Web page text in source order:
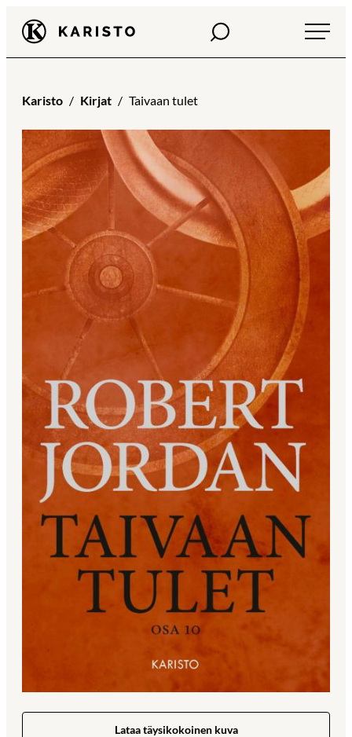
Siirry
suoraan
sisältöön
Karisto Haku
Karisto Kirjat Taivaan tulet
Lataa täysikokoinen kuva